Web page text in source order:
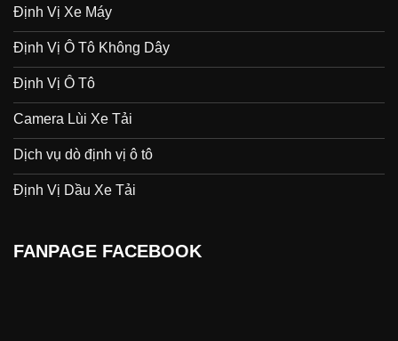
Định Vị Xe Máy
Định Vị Ô Tô Không Dây
Định Vị Ô Tô
Camera Lùi Xe Tải
Dịch vụ dò định vị ô tô
Định Vị Dầu Xe Tải
FANPAGE FACEBOOK